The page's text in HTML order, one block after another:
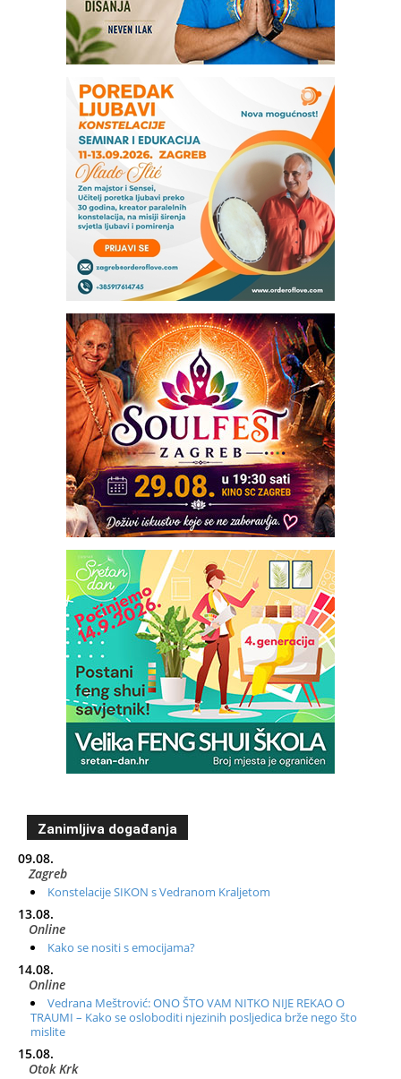
Zanimljiva događanja
09.08.
Zagreb
Konstelacije SIKON s Vedranom Kraljetom
13.08.
Online
Kako se nositi s emocijama?
14.08.
Online
Vedrana Meštrović: ONO ŠTO VAM NITKO NIJE REKAO O
TRAUMI – Kako se osloboditi njezinih posljedica brže nego što
mislite
15.08.
Otok Krk